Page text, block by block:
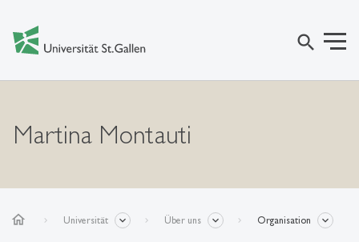
search
Martina Montauti
home Universität Über uns Organisation